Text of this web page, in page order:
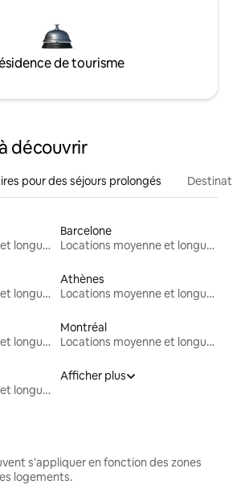
de tourisme
découvrir
pour des séjours prolongés
Locations moyenne et longue durée
Barcelone
Locations moyenne et longue durée
Locations moyenne et longue durée
Athènes
Locations moyenne et longue durée
Locations moyenne et longue durée
Montréal
Locations moyenne et longue durée
Locations moyenne et longue durée
Afficher plus
s'appliquer en fonction des zones
logements.